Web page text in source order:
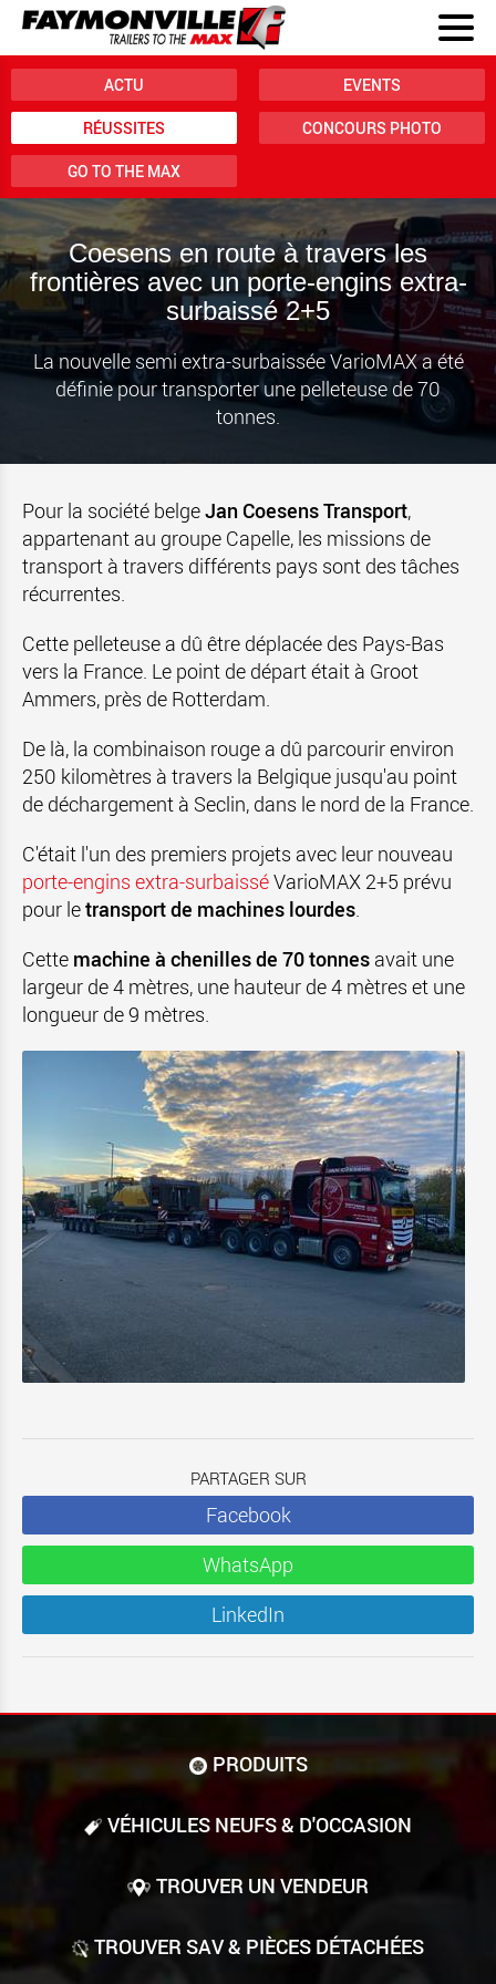
ACTU EVENTS
RÉUSSITES CONCOURS PHOTO
GO TO THE MAX
Coesens en route à travers les
frontières avec un porte-engins extra-
surbaissé 2+5
La nouvelle semi extra-surbaissée VarioMAX a été
définie pour transporter une pelleteuse de 70
tonnes.
Pour la société belgeJan Coesens Transport,
appartenant au groupe Capelle, les missions de
transport à travers différents pays sont des tâches
récurrentes.
Cette pelleteuse a dû être déplacée des Pays-Bas
vers la France. Le point de départ était à Groot
Ammers, près de Rotterdam.
De là, la combinaison rouge a dû parcourir environ
250 kilomètres à travers la Belgique jusqu'au point
de déchargement à Seclin, dans le nord de la France.
C'était l'un des premiers projets avec leur nouveau
porte-engins extra-surbaisséVarioMAX 2+5 prévu
pour letransport de machines lourdes.
Cette machine à chenilles de 70 tonnes avait une
largeur de 4 mètres, une hauteur de 4 mètres et une
longueur de 9 mètres.
PARTAGER SUR
Facebook
WhatsApp
LinkedIn
PRODUITS
VÉHICULES NEUFS & D'OCCASION
TROUVER UN VENDEUR
TROUVER SAV & PIÈCES DÉTACHÉES